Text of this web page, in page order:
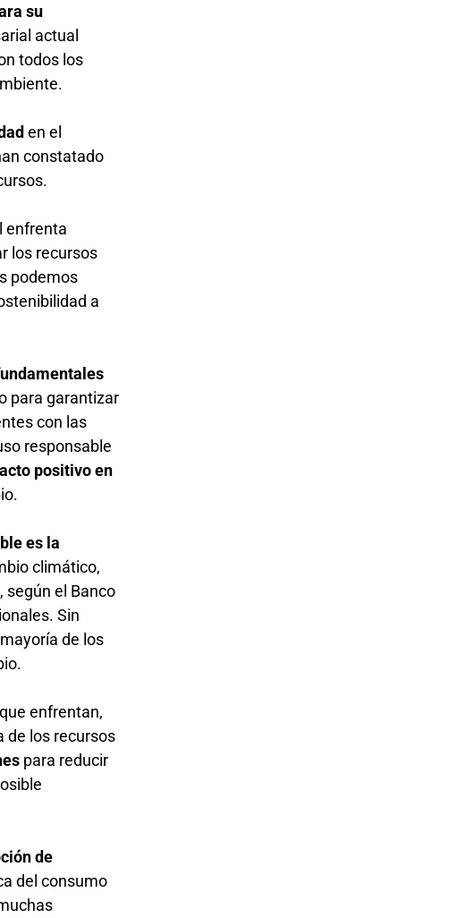
su
actual
todos los
en el
constatado
enfrenta
los recursos
podemos
a
para garantizar
con las
responsable
positivo en
es la
climático,
según el Banco
Sin
de los
enfrentan,
de los recursos
para reducir
de
del consumo